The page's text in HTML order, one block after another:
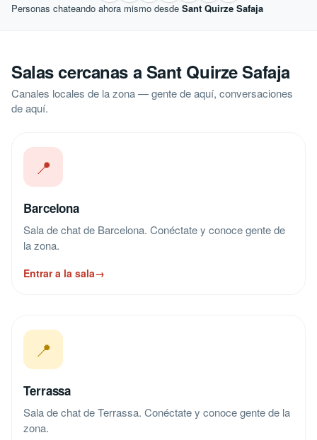
Personas chateando ahora mismo desde Sant Quirze Safaja
Salas cercanas a Sant Quirze Safaja
Canales locales de la zona — gente de aquí, conversaciones
de aquí.
📍
Barcelona
Sala de chat de Barcelona. Conéctate y conoce gente de
la zona.
Entrar a la sala→
📍
Terrassa
Sala de chat de Terrassa. Conéctate y conoce gente de la
zona.